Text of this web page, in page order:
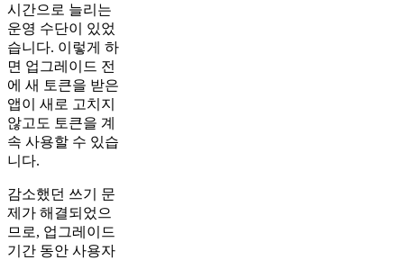
시간으로 늘리는
운영 수단이 있었
습니다. 이렇게 하
면 업그레이드 전
에 새 토큰을 받은
앱이 새로 고치지
않고도 토큰을 계
속 사용할 수 있습
니다.
감소했던 쓰기 문
제가 해결되었으
므로, 업그레이드
기간 동안 사용자